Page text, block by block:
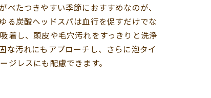
たつきやすい季節におすすめなのが、
る炭酸ヘッドスパは血行を促すだけでな
着し、頭皮や毛穴汚れをすっきりと洗浄
な汚れにもアプローチし、さらに泡タイ
ジレスにも配慮できます。